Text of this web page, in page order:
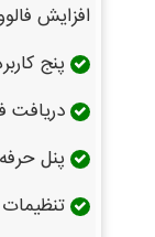
افزایش فالوور ۳۶۰۰ تا ۱۳۵۰۰ برای
پنج
دریافت
پنل
تنظیمات